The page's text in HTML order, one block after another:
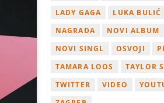
LADY GAGA
LUKA BULIĆ
NAGRADA
NOVI ALBUM
NOVI SINGL
OSVOJI
TAMARA LOOS
TAYLOR
TWITTER
VIDEO